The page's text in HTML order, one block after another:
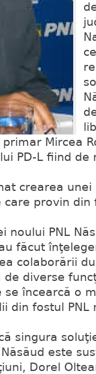
Mircea
PD-L fiind
crearea
provin din
noului PNL
făcut
colaborării
de diverse
se încearcă o
din fostul PNL
singura
este
Dorel